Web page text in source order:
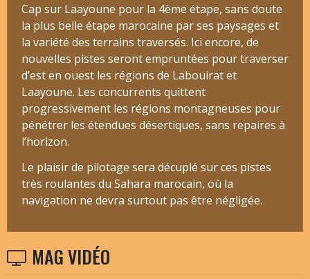
Cap sur Laayoune pour la 4ème étape, sans doute
la plus belle étape marocaine par ses paysages et
la variété des terrains traversés. Ici encore, de
nouvelles pistes seront empruntées pour traverser
d’est en ouest les régions de Labouirat et
Laayoune. Les concurrents quittent
progressivement les régions montagneuses pour
pénétrer les étendues désertiques, sans repaires à
l’horizon.
Le plaisir de pilotage sera décuplé sur ces pistes
très roulantes du Sahara marocain, où la
navigation ne devra surtout pas être négligée.
MAG VIDÉO